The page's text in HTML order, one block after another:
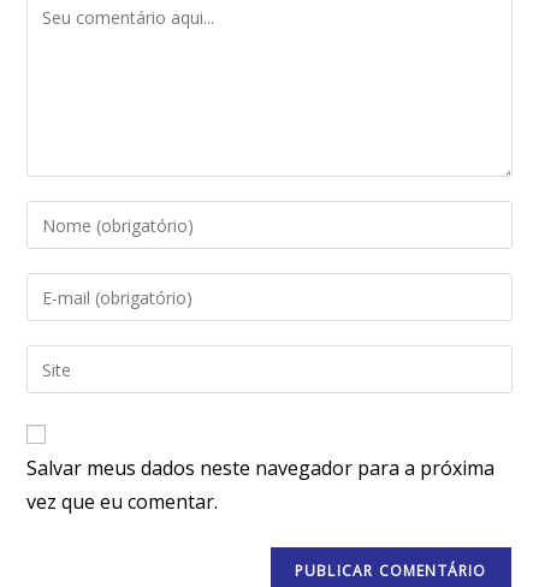
Salvar meus dados neste navegador para a próxima
vez que eu comentar.